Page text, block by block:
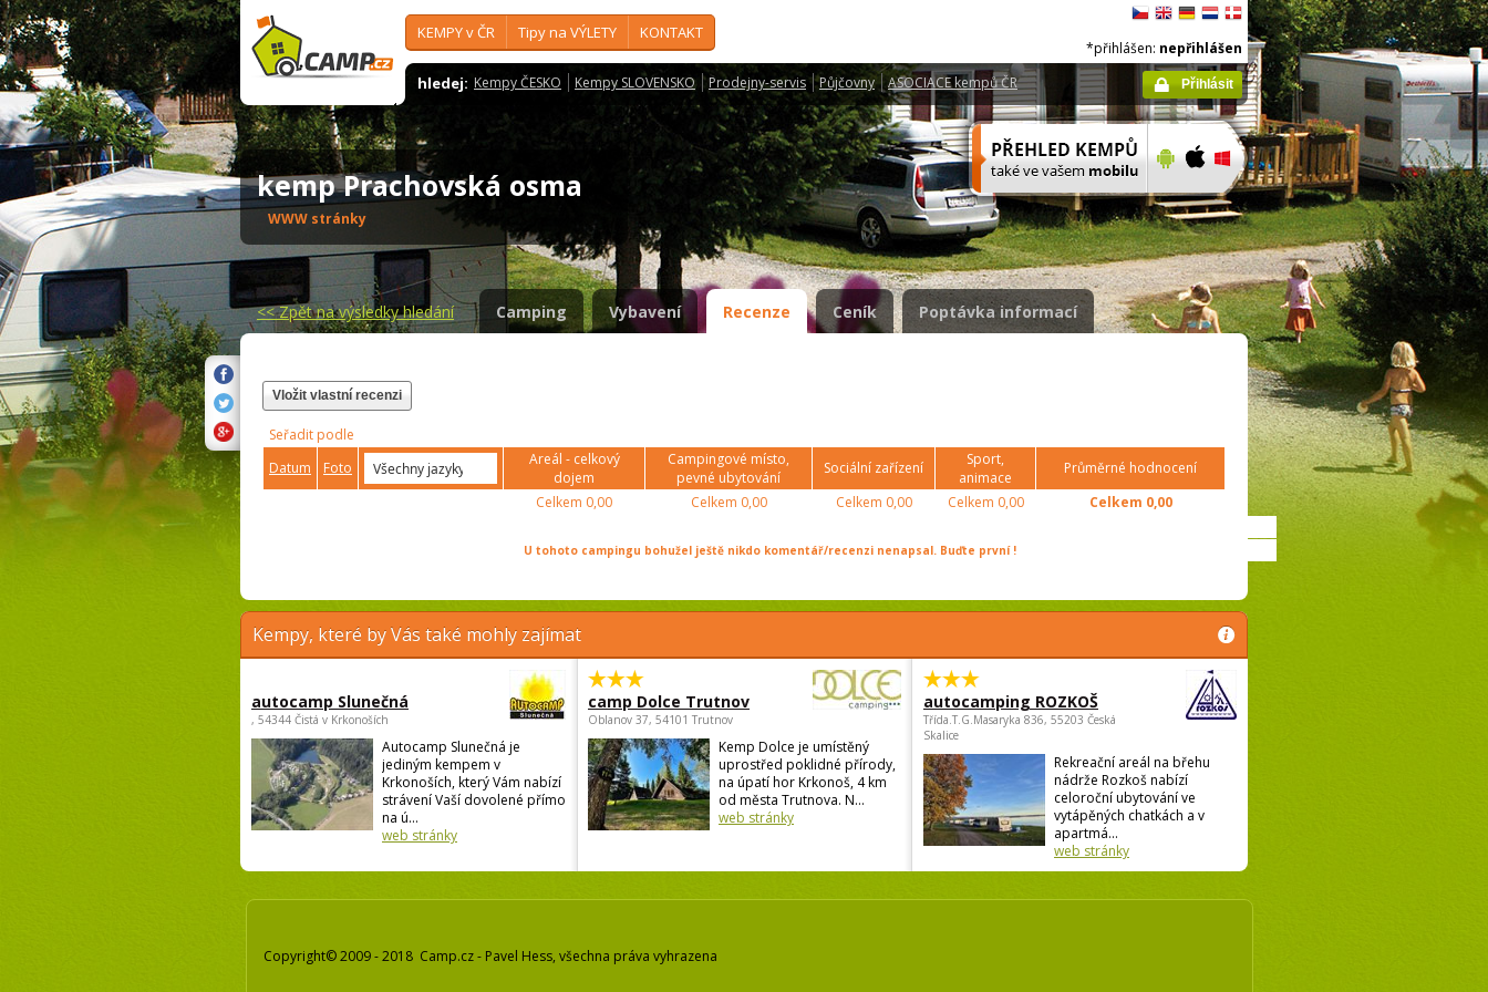
KEMPY v ČR Tipy na VÝLETY KONTAKT
hledej: Kempy ČESKO Kempy SLOVENSKO Prodejny-servis Půjčovny ASOCIACE kempů ČR
*přihlášen: nepřihlášen
Přihlásit
kemp Prachovská osma
WWW stránky
<<Zpět na výsledky hledání Camping Vybavení Recenze Ceník Poptávka informací
Vložit vlastní recenzi
Seřadit podle
Datum
Foto
Areál - celkový
dojem
Campingové místo,
pevné ubytování
Sociální zařízení
Sport,
animace
Průměrné hodnocení
Celkem 0,00 Celkem 0,00 Celkem 0,00 Celkem 0,00 Celkem 0,00
U tohoto campingu bohužel ještě nikdo komentář/recenzi nenapsal. Buďte první !
Kempy, které by Vás také mohly zajímat
autocamp Slunečná
, 54344 Čistá v Krkonoších
Autocamp Slunečná je
jediným kempem v
Krkonoších, který Vám nabízí
strávení Vaší dovolené přímo
na ú...
web stránky
camp Dolce Trutnov
Oblanov 37, 54101 Trutnov
Kemp Dolce je umístěný
uprostřed poklidné přírody,
na úpatí hor Krkonoš, 4 km
od města Trutnova. N...
web stránky
autocamping ROZKOŠ
Třída.T.G.Masaryka 836, 55203 Česká
Skalice
Rekreační areál na břehu
nádrže Rozkoš nabízí
celoroční ubytování ve
vytápěných chatkách a v
apartmá...
web stránky
Copyright© 2009 - 2018 Camp.cz - Pavel Hess, všechna práva vyhrazena